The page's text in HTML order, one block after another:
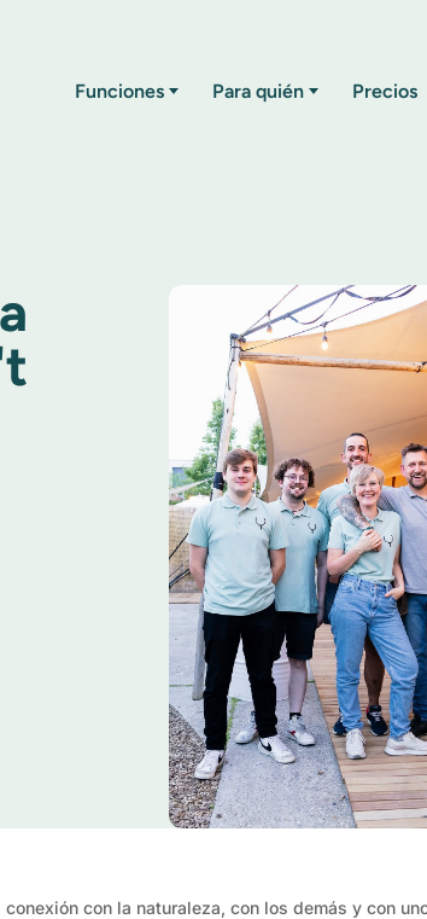
Funciones Para quién Precios
con la naturaleza, con los demás y con